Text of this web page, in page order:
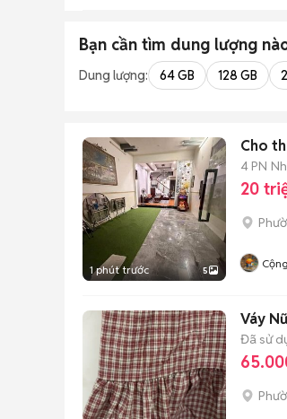
Bạn cần tìm dung lượng
Dung lượng: 64 GB 128 GB
1 phút trước 5
Cho
4 PN
20
Váy
Đã sử